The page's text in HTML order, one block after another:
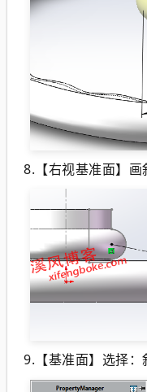
8.【右视基准面】画
9.【基准面】选择：